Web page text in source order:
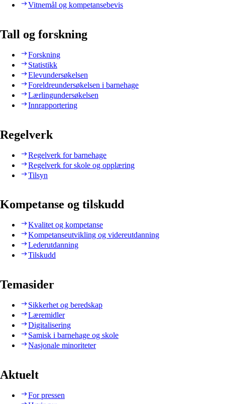
Vitnemål og kompetansebevis
Tall og forskning
Forskning
Statistikk
Elevundersøkelsen
Foreldreundersøkelsen i barnehage
Lærlingundersøkelsen
Innrapportering
Regelverk
Regelverk for barnehage
Regelverk for skole og opplæring
Tilsyn
Kompetanse og tilskudd
Kvalitet og kompetanse
Kompetanseutvikling og videreutdanning
Lederutdanning
Tilskudd
Temasider
Sikkerhet og beredskap
Læremidler
Digitalisering
Samisk i barnehage og skole
Nasjonale minoriteter
Aktuelt
For pressen